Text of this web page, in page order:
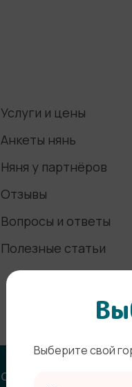
Услуги и цены
Анкеты нянь
Няня у партнёров
Отзывы
Вопросы и ответы
Полезные статьи
Оплата
Выберите свой